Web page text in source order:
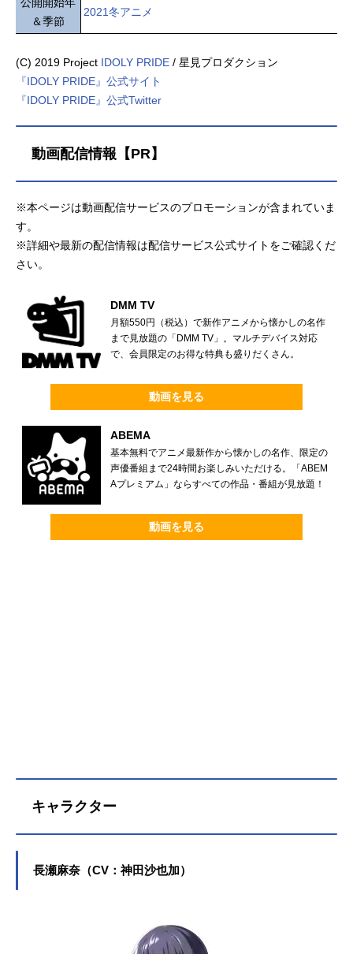
公開開始年
＆季節
2021冬アニメ
(C) 2019 Project IDOLY PRIDE / 星見プロダクション
『IDOLY PRIDE』公式サイト
『IDOLY PRIDE』公式Twitter
動画配信情報【PR】
※本ページは動画配信サービスのプロモーションが含まれていま
す。
※詳細や最新の配信情報は配信サービス公式サイトをご確認くだ
さい。
DMM TV
月額550円（税込）で新作アニメから懐かしの名作
まで見放題の「DMM TV」。マルチデバイス対応
で、会員限定のお得な特典も盛りだくさん。
動画を見る
ABEMA
基本無料でアニメ最新作から懐かしの名作、限定の
声優番組まで24時間お楽しみいただける。「ABEM
Aプレミアム」ならすべての作品・番組が見放題！
動画を見る
キャラクター
長瀬麻奈（CV：神田沙也加）